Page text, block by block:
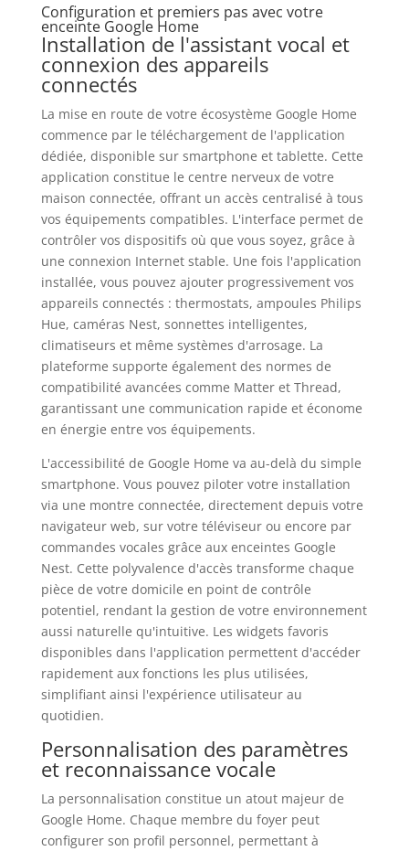
Configuration et premiers pas avec votre
enceinte Google Home
Installation de l'assistant vocal et
connexion des appareils
connectés
La mise en route de votre écosystème Google Home
commence par le téléchargement de l'application
dédiée, disponible sur smartphone et tablette. Cette
application constitue le centre nerveux de votre
maison connectée, offrant un accès centralisé à tous
vos équipements compatibles. L'interface permet de
contrôler vos dispositifs où que vous soyez, grâce à
une connexion Internet stable. Une fois l'application
installée, vous pouvez ajouter progressivement vos
appareils connectés : thermostats, ampoules Philips
Hue, caméras Nest, sonnettes intelligentes,
climatiseurs et même systèmes d'arrosage. La
plateforme supporte également des normes de
compatibilité avancées comme Matter et Thread,
garantissant une communication rapide et économe
en énergie entre vos équipements.
L'accessibilité de Google Home va au-delà du simple
smartphone. Vous pouvez piloter votre installation
via une montre connectée, directement depuis votre
navigateur web, sur votre téléviseur ou encore par
commandes vocales grâce aux enceintes Google
Nest. Cette polyvalence d'accès transforme chaque
pièce de votre domicile en point de contrôle
potentiel, rendant la gestion de votre environnement
aussi naturelle qu'intuitive. Les widgets favoris
disponibles dans l'application permettent d'accéder
rapidement aux fonctions les plus utilisées,
simplifiant ainsi l'expérience utilisateur au
quotidien.
Personnalisation des paramètres
et reconnaissance vocale
La personnalisation constitue un atout majeur de
Google Home. Chaque membre du foyer peut
configurer son profil personnel, permettant à